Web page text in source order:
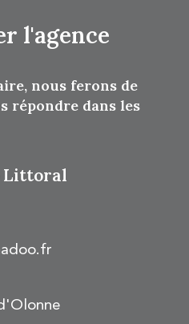
l'agence
nous ferons de
répondre dans les
Littoral
d'Olonne